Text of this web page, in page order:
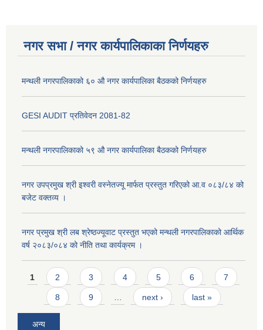
नगर सभा / नगर कार्यपालिकाका निर्णयहरु
मन्थली नगरपालिकाको ६० औ नगर कार्यपालिका बैठकको निर्णयहरु
GESI AUDIT प्रतिवेदन 2081-82
मन्थली नगरपालिकाको ५९ औ नगर कार्यपालिका बैठकको निर्णयहरु
नगर उपप्रमुख श्री इश्वरी वस्नेतज्यू मार्फत प्रस्तुत गरिएको आ.व ०८३/८४ को
बजेट वक्तव्य ।
नगर प्रमुख श्री लब श्रेष्ठज्यूवाट प्रस्तुत भएको मन्थली नगरपालिकाको आर्थिक
वर्ष २०८३/०८४ को नीति तथा कार्यक्रम ।
Pages
1 2 3 4 5 6 7
8 9 next › last »
अन्य